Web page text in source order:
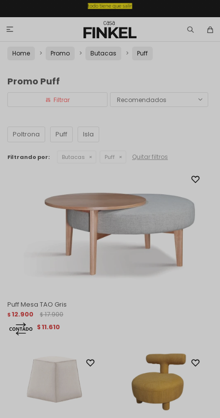

Home Promo Butacas Puff
Promo Puff
Recomendados
Poltrona Puff Isla
Filtrando por: Butacas Puff Quitar filtros
Puff Mesa TAO Gris
$ 12.900 $ 17.900
$11.610